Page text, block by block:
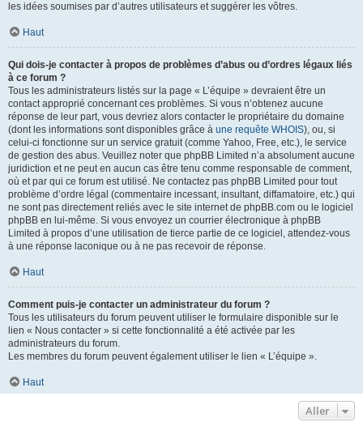
les idées soumises par d’autres utilisateurs et suggérer les vôtres.
Haut
Qui dois-je contacter à propos de problèmes d’abus ou d’ordres légaux liés
à ce forum ?
Tous les administrateurs listés sur la page « L’équipe » devraient être un
contact approprié concernant ces problèmes. Si vous n’obtenez aucune
réponse de leur part, vous devriez alors contacter le propriétaire du domaine
(dont les informations sont disponibles grâce à une requête WHOIS), ou, si
celui-ci fonctionne sur un service gratuit (comme Yahoo, Free, etc.), le service
de gestion des abus. Veuillez noter que phpBB Limited n’a absolument aucune
juridiction et ne peut en aucun cas être tenu comme responsable de comment,
où et par qui ce forum est utilisé. Ne contactez pas phpBB Limited pour tout
problème d’ordre légal (commentaire incessant, insultant, diffamatoire, etc.) qui
ne sont pas directement reliés avec le site internet de phpBB.com ou le logiciel
phpBB en lui-même. Si vous envoyez un courrier électronique à phpBB
Limited à propos d’une utilisation de tierce partie de ce logiciel, attendez-vous
à une réponse laconique ou à ne pas recevoir de réponse.
Haut
Comment puis-je contacter un administrateur du forum ?
Tous les utilisateurs du forum peuvent utiliser le formulaire disponible sur le
lien « Nous contacter » si cette fonctionnalité a été activée par les
administrateurs du forum.
Les membres du forum peuvent également utiliser le lien « L’équipe ».
Haut
Aller